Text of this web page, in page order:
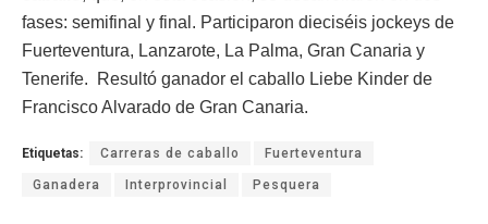
fases: semifinal y final. Participaron dieciséis jockeys de
Fuerteventura, Lanzarote, La Palma, Gran Canaria y
Tenerife. Resultó ganador el caballo Liebe Kinder de
Francisco Alvarado de Gran Canaria.
Etiquetas: Carreras de caballo Fuerteventura
Ganadera Interprovincial Pesquera